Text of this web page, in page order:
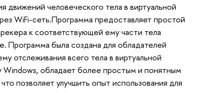
человеческого тела в виртуальной
WiFi-сеть.Программа предоставляет простой
к соответствующей ему части тела
Программа была создана для обладателей
отслеживания всего тела в виртуальной
обладает более простым и понятным
позволяет улучшить опыт использования для